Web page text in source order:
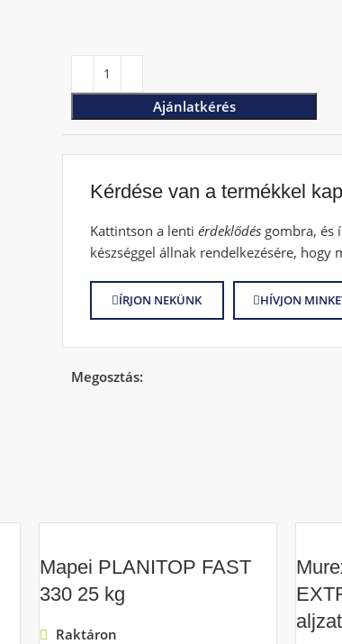
Ajánlatkérés
Kérdése van a termékkel
Kattintson a lenti érdeklődés gombra, és
készséggel állnak rendelkezésére, hogy
ÍRJON NEKÜNK HÍVJON
Megosztás:
Mapei PLANITOP FAST
330 25 kg
Raktáron